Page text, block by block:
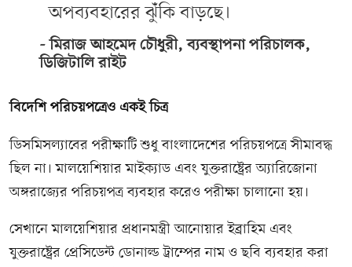
অপব্যবহারের ঝুঁকি বাড়ছে।
মিরাজ আহমেদ চৌধুরী, ব্যবস্থাপনা পরিচালক,
ডিজিটালি রাইট
বিদেশি পরিচয়পত্রেও একই চিত্র
ডিসমিসল্যাবের পরীক্ষাটি শুধু বাংলাদেশের পরিচয়পত্রে সীমাবদ্ধ
ছিল না। মালয়েশিয়ার মাইক্যাড এবং যুক্তরাষ্ট্রের অ্যারিজোনা
অঙ্গরাজ্যের পরিচয়পত্র ব্যবহার করেও পরীক্ষা চালানো হয়।
সেখানে মালয়েশিয়ার প্রধানমন্ত্রী আনোয়ার ইব্রাহিম এবং
যুক্তরাষ্ট্রের প্রেসিডেন্ট ডোনাল্ড ট্রাম্পের নাম ও ছবি ব্যবহার করা